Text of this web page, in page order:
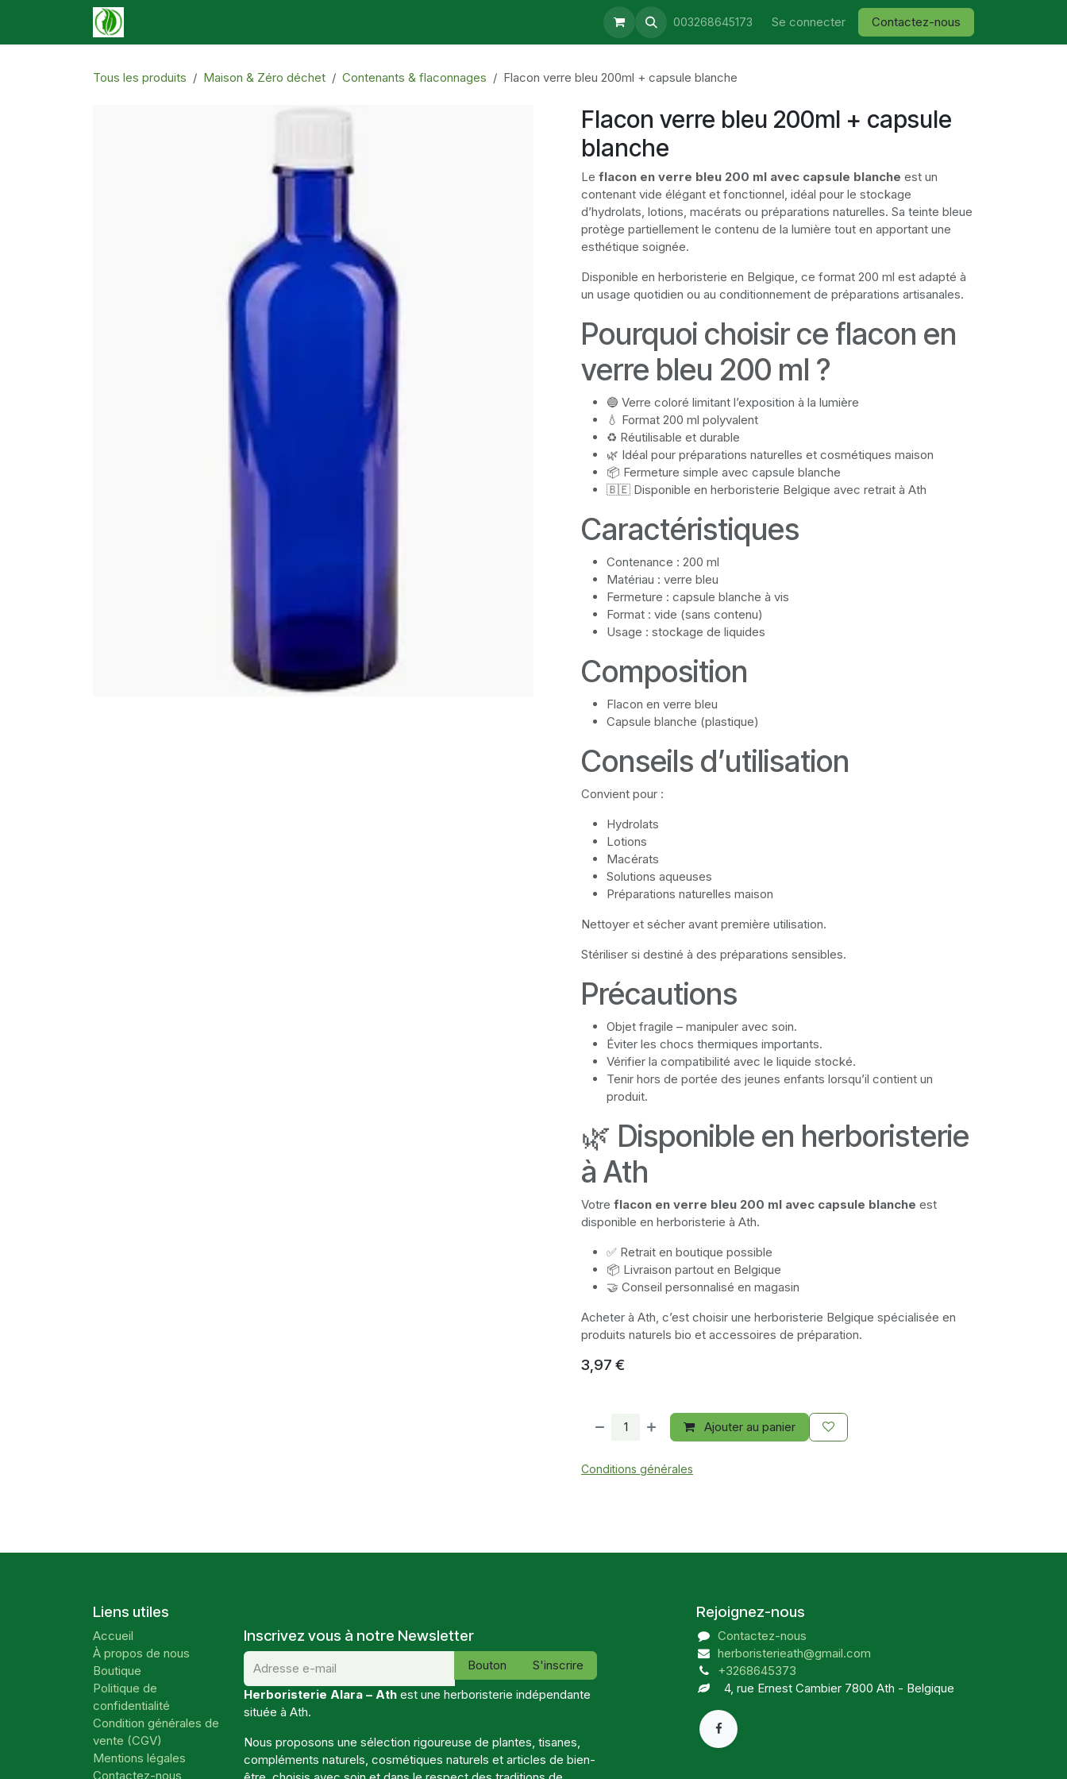
Se rendre au contenu
Retrait & Livraison Blog 003268645173 Se connecter Contactez-nous
Tous les produits Maison & Zéro déchet Contenants & flaconnages Flacon verre bleu 200ml + capsule blanche
Flacon verre bleu 200ml + capsule
blanche
Le flacon en verre bleu 200 ml avec capsule blanche est un
contenant vide élégant et fonctionnel, idéal pour le stockage
d’hydrolats, lotions, macérats ou préparations naturelles. Sa teinte bleue
protège partiellement le contenu de la lumière tout en apportant une
esthétique soignée.
Disponible en herboristerie en Belgique, ce format 200 ml est adapté à
un usage quotidien ou au conditionnement de préparations artisanales.
Pourquoi choisir ce flacon en
verre bleu 200 ml ?
🔵 Verre coloré limitant l’exposition à la lumière
💧 Format 200 ml polyvalent
♻️ Réutilisable et durable
🌿 Idéal pour préparations naturelles et cosmétiques maison
📦 Fermeture simple avec capsule blanche
🇧🇪 Disponible en herboristerie Belgique avec retrait à Ath
Caractéristiques
Contenance : 200 ml
Matériau : verre bleu
Fermeture : capsule blanche à vis
Format : vide (sans contenu)
Usage : stockage de liquides
Composition
Flacon en verre bleu
Capsule blanche (plastique)
Conseils d’utilisation
Convient pour :
Hydrolats
Lotions
Macérats
Solutions aqueuses
Préparations naturelles maison
Nettoyer et sécher avant première utilisation.
Stériliser si destiné à des préparations sensibles.
Précautions
Objet fragile – manipuler avec soin.
Éviter les chocs thermiques importants.
Vérifier la compatibilité avec le liquide stocké.
Tenir hors de portée des jeunes enfants lorsqu’il contient un
produit.
🌿 Disponible en herboristerie
à Ath
Votre flacon en verre bleu 200 ml avec capsule blanche est
disponible en herboristerie à Ath.
✅ Retrait en boutique possible
📦 Livraison partout en Belgique
🤝 Conseil personnalisé en magasin
Acheter à Ath, c’est choisir une herboristerie Belgique spécialisée en
produits naturels bio et accessoires de préparation.
3,97 €
Ajouter au panier
Conditions générales
Liens utiles
Accueil
À propos de nous
Boutique
Politique de
confidentialité
Condition générales de
vente (CGV)
Mentions légales
Contactez-nous
Inscrivez vous à notre Newsletter
Bouton
S'inscrire
Herboristerie Alara – Ath est une herboristerie indépendante
située à Ath.
Nous proposons une sélection rigoureuse de plantes, tisanes,
compléments naturels, cosmétiques naturels et articles de bien-
Rejoignez-nous
Contactez-nous
herboristerieath@gmail.com
+3268645373
4, rue Ernest Cambier 7800 Ath - Belgique